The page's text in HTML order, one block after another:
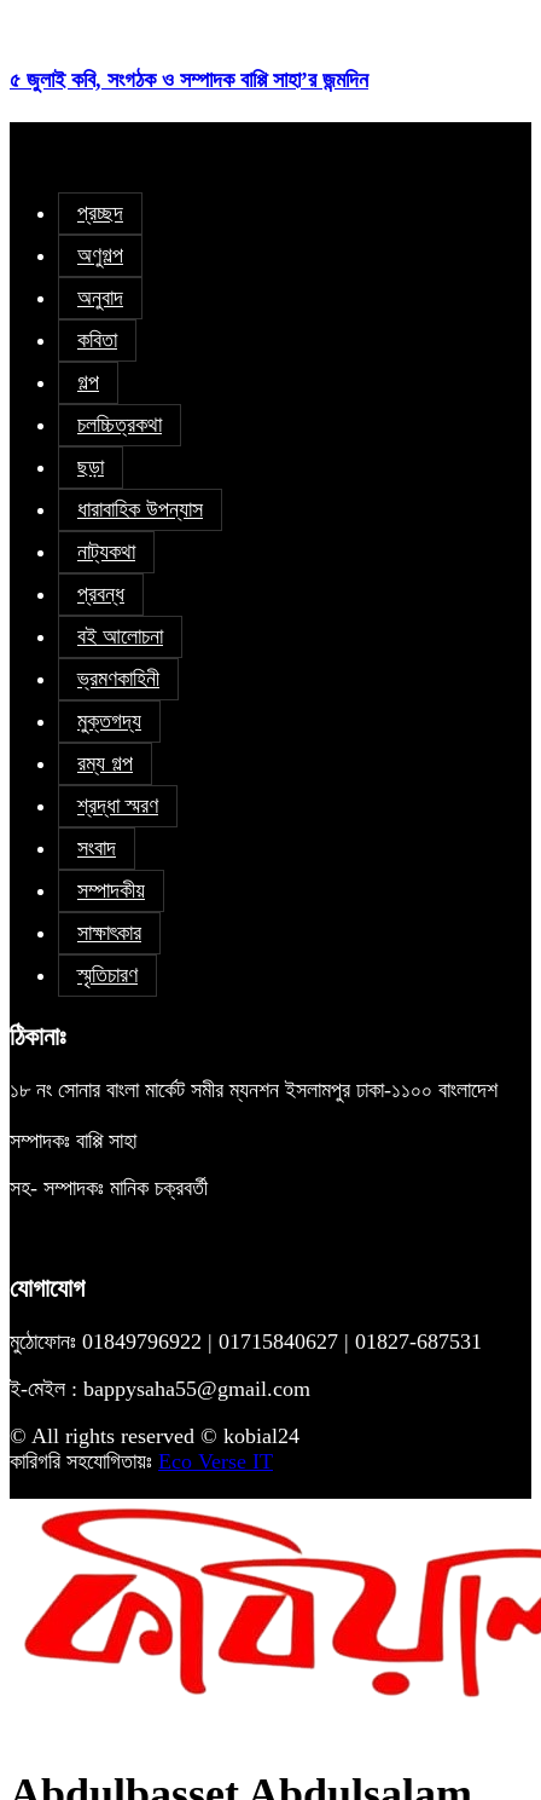
৫ জুলাই কবি, সংগঠক ও সম্পাদক বাপ্পি সাহা’র জন্মদিন
প্রচ্ছদ
অণুগল্প
অনুবাদ
কবিতা
গল্প
চলচ্চিত্রকথা
ছড়া
ধারাবাহিক উপন্যাস
নাট্যকথা
প্রবন্ধ
বই আলোচনা
ভ্রমণকাহিনী
মুক্তগদ্য
রম্য গল্প
শ্রদ্ধা স্মরণ
সংবাদ
সম্পাদকীয়
সাক্ষাৎকার
স্মৃতিচারণ
ঠিকানাঃ
১৮ নং সোনার বাংলা মার্কেট সমীর ম্যনশন ইসলামপুর ঢাকা-১১০০ বাংলাদেশ
সম্পাদকঃ বাপ্পি সাহা
সহ- সম্পাদকঃ মানিক চক্রবর্তী
যোগাযোগ
মুঠোফোনঃ 01849796922 | 01715840627 | 01827-687531
ই-মেইল : bappysaha55@gmail.com
© All rights reserved © kobial24
কারিগরি সহযোগিতায়ঃ Eco Verse IT